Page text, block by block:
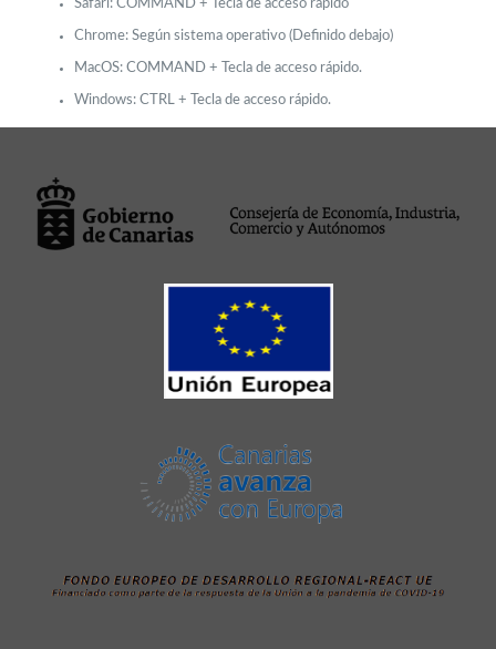
Safari: COMMAND + Tecla de acceso rápido
Chrome: Según sistema operativo (Definido debajo)
MacOS: COMMAND + Tecla de acceso rápido.
Windows: CTRL + Tecla de acceso rápido.